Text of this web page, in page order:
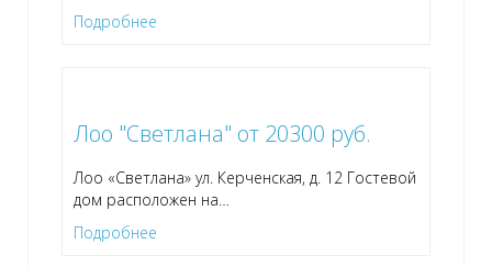
Подробнее
Лоо "Светлана" от 20300 руб.
Лоо «Светлана» ул. Керченская, д. 12 Гостевой
дом расположен на
Подробнее